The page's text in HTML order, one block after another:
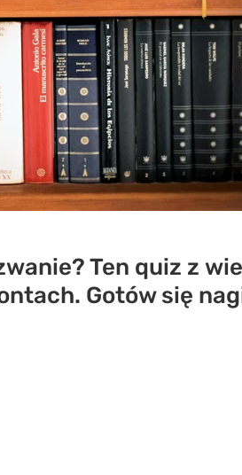
Ten quiz z
Gotów się